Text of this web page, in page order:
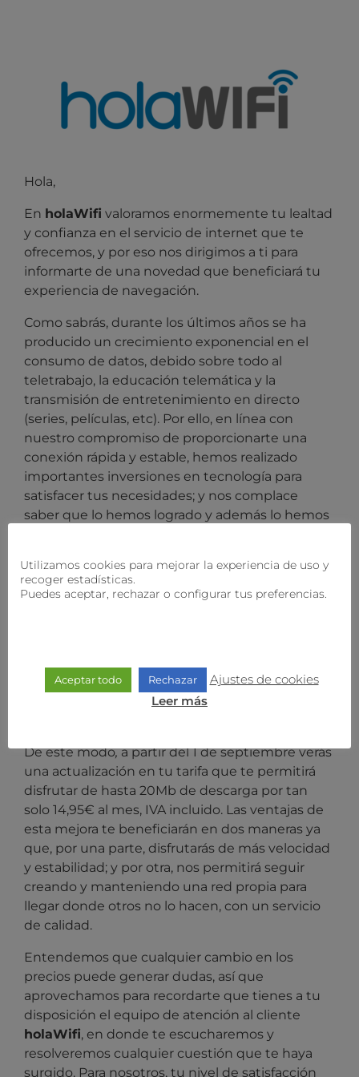
Hola,
En holaWifi valoramos enormemente tu lealtad
y confianza en el servicio de internet que te
ofrecemos, y por eso nos dirigimos a ti para
informarte de una novedad que beneficiará tu
experiencia de navegación.
Como sabrás, durante los últimos años se ha
producido un crecimiento exponencial en el
consumo de datos, debido sobre todo al
teletrabajo, la educación telemática y la
transmisión de entretenimiento en directo
(series, películas, etc). Por ello, en línea con
nuestro compromiso de proporcionarte una
conexión rápida y estable, hemos realizado
importantes inversiones en tecnología para
satisfacer tus necesidades; y nos complace
saber que lo hemos logrado y además lo hemos
Con todo, el aumento de los costos operativos
provocados por el incremento del IPC, van a
la gestión para que muy pronto recibas más
velocidad. ¡Más megas para potenciar tu
De este modo,a partir del 1 de septiembre verás
una actualización en tu tarifa que te permitirá
disfrutar de hasta 20Mb de descarga por tan
solo 14,95€ al mes, IVA incluido. Las ventajas de
esta mejora te beneficiarán en dos maneras ya
que, por una parte, disfrutarás de más velocidad
y estabilidad; y por otra, nos permitirá seguir
creando y manteniendo una red propia para
llegar donde otros no lo hacen, con un servicio
de calidad.
Entendemos que cualquier cambio en los
precios puede generar dudas, así que
aprovechamos para recordarte que tienes a tu
disposición el equipo de atención al cliente
holaWifi, en donde te escucharemos y
resolveremos cualquier cuestión que te haya
surgido. Para nosotros, tu nivel de satisfacción
Utilizamos cookies para mejorar la experiencia de uso y
recoger estadísticas.
Puedes aceptar, rechazar o configurar tus preferencias.
Aceptar todo Rechazar
Ajustes de cookies
Leer más